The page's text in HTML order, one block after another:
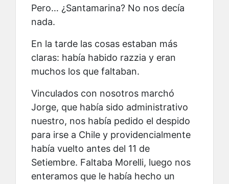
Pero… ¿Santamarina? No nos decía
nada.
En la tarde las cosas estaban más
claras: había habido razzia y eran
muchos los que faltaban.
Vinculados con nosotros marchó
Jorge, que había sido administrativo
nuestro, nos había pedido el despido
para irse a Chile y providencialmente
había vuelto antes del 11 de
Setiembre. Faltaba Morelli, luego nos
enteramos que le había hecho un